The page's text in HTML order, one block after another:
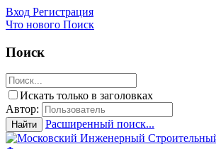
Вход Регистрация
Что нового Поиск
Поиск
Искать только в заголовках
Автор:
Найти Расширенный поиск...